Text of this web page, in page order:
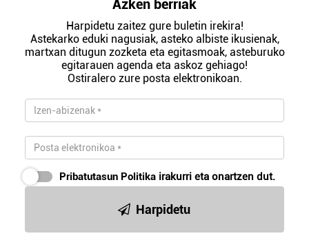
Azken berriak
Harpidetu zaitez gure buletin irekira!
Astekarko eduki nagusiak, asteko albiste ikusienak,
martxan ditugun zozketa eta egitasmoak, asteburuko
egitarauen agenda eta askoz gehiago!
Ostiralero zure posta elektronikoan.
Pribatutasun Politika irakurri eta onartzen dut.
Harpidetu